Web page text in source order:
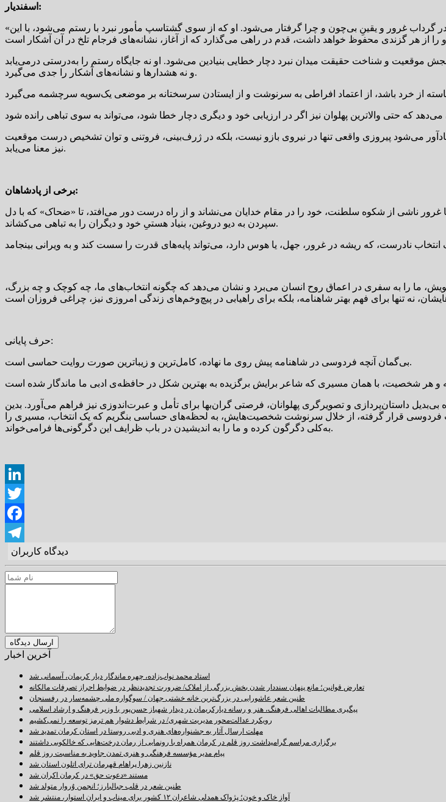
اسفندیار:
«اسفندیار» پهلوانی است که در اوج افتخار، قدرت و ایمان به رسالتی که بر دوش دارد، به‌تدریج در گرداب غرور و یقینِ بی‌چون‌ و چرا گرفتار می‌شود. او که از سوی گشتاسپ مأمور نبرد با رستم می‌شود، با این
موقعیت و شناخت حقیقت میدان نبرد دچار خطایی بنیادین می‌شود. او نه جایگاه رستم را به‌درستی درمی‌یابد
و نه هشدارها و نشانه‌های آشکار را جدی می‌گیرد.
می‌شود پیروزی واقعی تنها در نیروی بازو نیست، بلکه در ژرف‌بینی، فروتنی و توان تشخیص درست موقعیت
نیز معنا می‌یابد.
برخی از پادشاهان:
ناشی از شکوه سلطنت، خود را در مقام خدایان می‌نشاند و از راه درست دور می‌افتد، تا «ضحاک» که با دل
سپردن به دیو دروغین، بنیاد هستیِ خود و دیگران را به تباهی می‌کشاند.
ما را به سفری در اعماق روح انسان می‌برد و نشان می‌دهد که چگونه انتخاب‌های ما، چه کوچک و چه بزرگ،
حرف پایانی:
بی‌گمان آنچه فردوسی در شاهنامه پیش روی ما نهاده، کامل‌ترین و زیباترین صورت روایت حماسی است.
داستان‌پردازی و تصویرگری پهلوانان، فرصتی گران‌بها برای تأمل و عبرت‌اندوزی نیز فراهم می‌آورد. بدین
فردوسی قرار گرفته، از خلال سرنوشت شخصیت‌هایش، به لحظه‌های حساسی بنگریم که یک انتخاب، مسیری را
به‌کلی دگرگون کرده و ما را به اندیشیدن در باب ظرایف این دگرگونی‌ها فرامی‌خواند.
LinkedIn
Twitter
Facebook
Telegram
دیدگاه کاربران
آخرین اخبار
استاد محمد نواب‌زاده، چهره ماندگار دیار کریمان، آسمانی شد
تعارض قوانین؛ مانع پنهان سنددار شدن بخش بزرگی از املاک/ ضرورت تجدیدنظر در ضوابط احراز تصرفات مالکانه
طنین شعر عاشورایی در بزرگ‌ترین خانه خشتی جهان / سوگواره ملی چشمه‌سار در رفسنجان
پیگیری مطالبات اهالی فرهنگ، هنر و رسانه دیارکریمان در دیدار شهباز حسن‌پور با وزیر فرهنگ و ارشاد اسلامی
رویکرد عدالت‌محور مدیریت شهری/ در شرایط دشوار هم ترمز توسعه را نمی‌کشیم
مهلت ارسال آثار به جشنواره‌های هنری و ادبی روستا در استان کرمان تمدید شد
برگزاری مراسم گرامیداشت روز قلم در کرمان همراه با رونمایی از رمان درخت‌هایی که خالکوبی داشتند
پیام مدیر مؤسسه فرهنگی و هنری تمدن جاوید به مناسبت روز قلم
نازنین زهرا پراهام قهرمان ترای اتلون استان شد
مستند «دعوت حق» در کرمان اکران شد
طنین شعر در قلب جبالبارز؛ انجمن وُروار متولد شد
آوازِ خاک و خون؛ پژواک همدلی شاعران ۱۲ کشور برای میناب و ایرانِ استوار، منتشر شد